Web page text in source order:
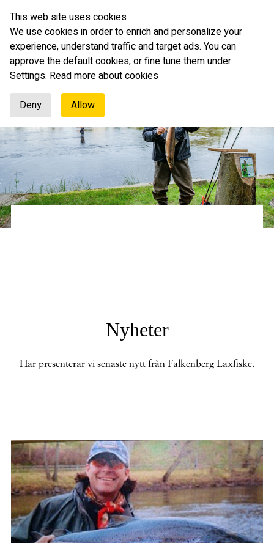
Nyheter
Här presenterar vi senaste nytt från Falkenberg Laxfiske.
This web site uses cookies
We use cookies in order to enrich and personalize your
experience, understand traffic and target ads. You can
approve the default cookies, or fine tune them under
Settings. Read more about cookies
Deny
Allow